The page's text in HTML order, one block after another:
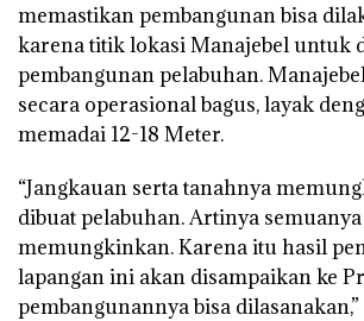
memastikan pembangunan bisa
karena titik lokasi Manajebel untuk
pembangunan pelabuhan.
secara operasional bagus, layak
memadai 12-18 Meter.
“Jangkauan serta tanahnya
dibuat pelabuhan. Artinya semuanya
memungkinkan. Karena itu hasil
lapangan ini akan disampaikan ke
pembangunannya bisa